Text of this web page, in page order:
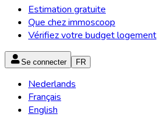
Estimation gratuite
Que chez immoscoop
Vérifiez votre budget logement
Se connecter FR
Nederlands
Français
English